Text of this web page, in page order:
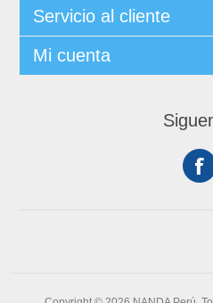
Servicio al cliente
Mi cuenta